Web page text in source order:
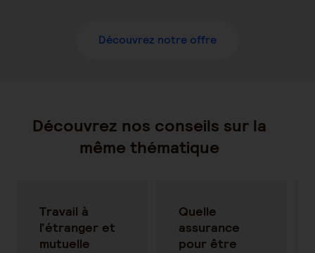
Découvrez notre offre
Découvrez nos conseils sur la
même thématique
Travail à
l’étranger et
mutuelle
Quelle
assurance
pour être